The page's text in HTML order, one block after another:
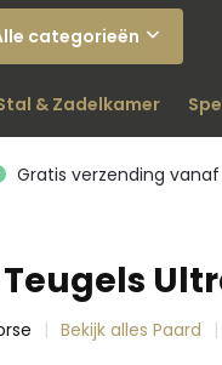
categorieën
& Zadelkamer
Gratis verzending
Bekijk alles Paard